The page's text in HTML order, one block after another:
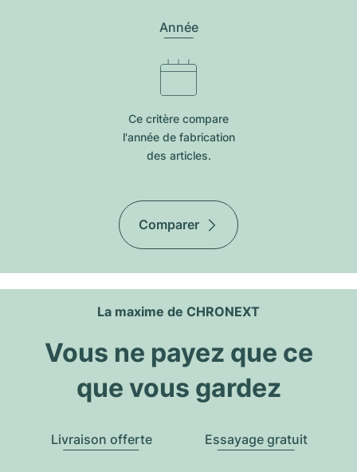
Année
Ce critère compare
l'année de fabrication
des articles.
Comparer
La maxime de CHRONEXT
Vous ne payez que ce
que vous gardez
Livraison offerte Essayage gratuit